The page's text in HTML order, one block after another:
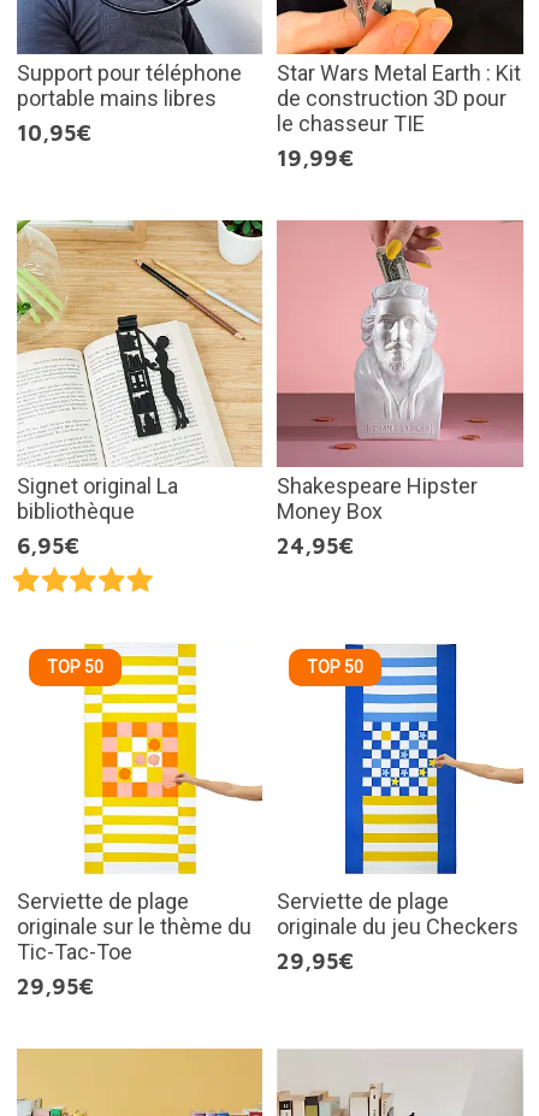
Support pour téléphone
portable mains libres
10,95€
Star Wars Metal Earth : Kit
de construction 3D pour
le chasseur TIE
19,99€
Signet original La
bibliothèque
6,95€
Shakespeare Hipster
Money Box
24,95€
TOP 50
Serviette de plage
originale sur le thème du
Tic-Tac-Toe
29,95€
TOP 50
Serviette de plage
originale du jeu Checkers
29,95€